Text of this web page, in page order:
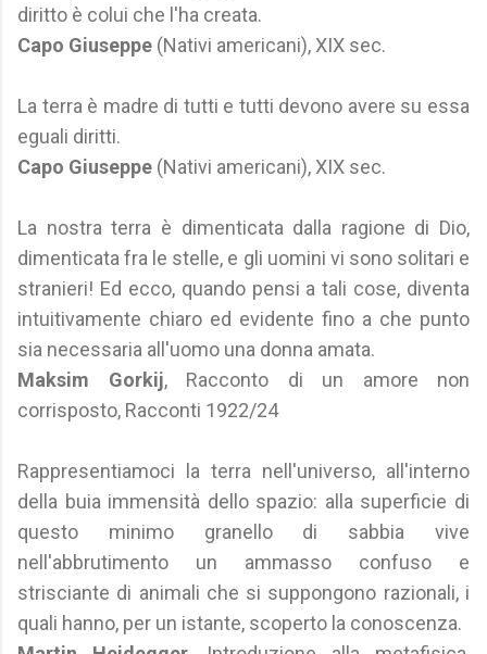
diritto è colui che l'ha creata.
Capo Giuseppe (Nativi americani), XIX sec.
La terra è madre di tutti e tutti devono avere su essa
eguali diritti.
Capo Giuseppe (Nativi americani), XIX sec.
La nostra terra è dimenticata dalla ragione di Dio,
dimenticata fra le stelle, e gli uomini vi sono solitari e
stranieri! Ed ecco, quando pensi a tali cose, diventa
intuitivamente chiaro ed evidente fino a che punto
sia necessaria all'uomo una donna amata.
Maksim Gorkij, Racconto di un amore non
corrisposto, Racconti 1922/24
Rappresentiamoci la terra nell'universo, all'interno
della buia immensità dello spazio: alla superficie di
questo minimo granello di sabbia vive
nell'abbrutimento un ammasso confuso e
strisciante di animali che si suppongono razionali, i
quali hanno, per un istante, scoperto la conoscenza.